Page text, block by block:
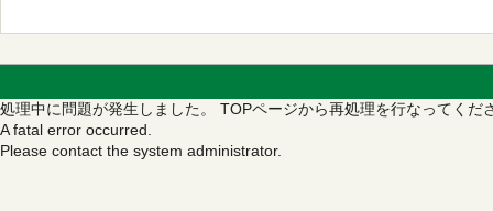
処理中に問題が発生しました。 TOPページから再処理を行なってくだ
A fatal error occurred.
Please contact the system administrator.